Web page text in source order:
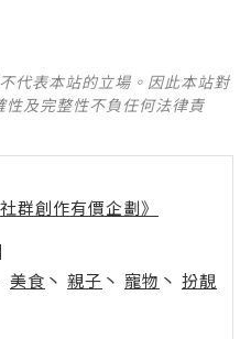
代表本站的立場。因此本站對
及完整性不負任何法律責
群創作有價企劃》
美食 丶 親子 丶 寵物 丶 扮靚